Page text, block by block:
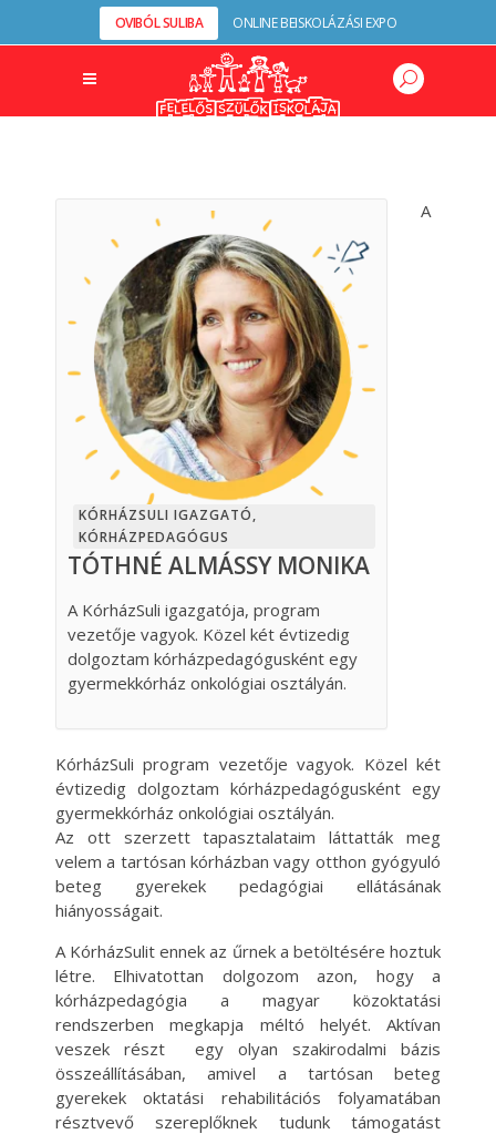
OVIBÓL SULIBA ONLINE BEISKOLÁZÁSI EXPO
KÓRHÁZSULI IGAZGATÓ,
KÓRHÁZPEDAGÓGUS
TÓTHNÉ ALMÁSSY MONIKA
A KórházSuli igazgatója, program
vezetője vagyok. Közel két évtizedig
dolgoztam kórházpedagógusként egy
gyermekkórház onkológiai osztályán.
A
KórházSuli program vezetője vagyok. Közel két
évtizedig dolgoztam kórházpedagógusként egy
gyermekkórház onkológiai osztályán.
Az ott szerzett tapasztalataim láttatták meg
velem a tartósan kórházban vagy otthon gyógyuló
beteg gyerekek pedagógiai ellátásának
hiányosságait.
A KórházSulit ennek az űrnek a betöltésére hoztuk
létre. Elhivatottan dolgozom azon, hogy a
kórházpedagógia a magyar közoktatási
rendszerben megkapja méltó helyét. Aktívan
veszek részt egy olyan szakirodalmi bázis
összeállításában, amivel a tartósan beteg
gyerekek oktatási rehabilitációs folyamatában
résztvevő szereplőknek tudunk támogatást